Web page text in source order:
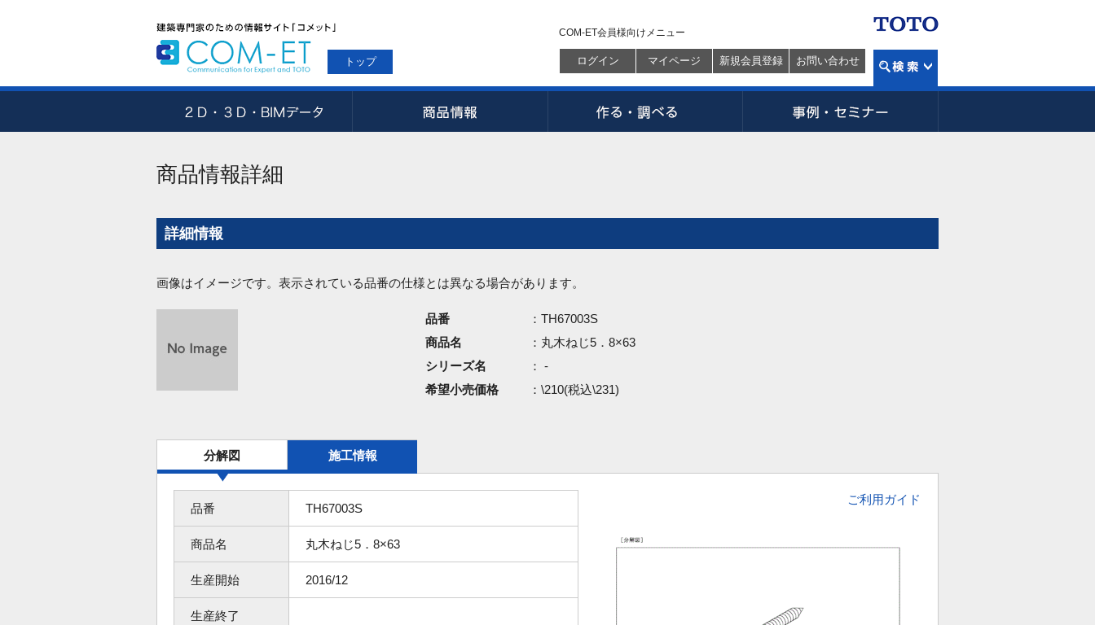
トップ
COM-ET会員様向けメニュー
ログイン マイページ 新規会員登録 お問い合わせ
商品情報詳細
詳細情報
画像はイメージです。表示されている品番の仕様とは異なる場合があります。
品番
：TH67003S
商品名
：丸木ねじ5．8×63
シリーズ名
： -
希望小売価格
：\210(税込\231)
分解図 施工情報
品番 TH67003S
商品名 丸木ねじ5．8×63
生産開始 2016/12
生産終了
ご利用ガイド